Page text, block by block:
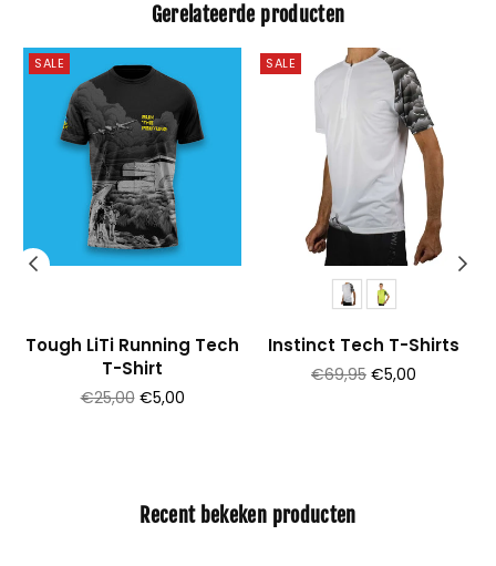
Gerelateerde producten
SALE
Tough LiTi Running Tech
T-Shirt
Prijs
€25,00 €5,00
SALE
Instinct Tech T-Shirts
Prijs
€69,95 €5,00
Recent bekeken producten